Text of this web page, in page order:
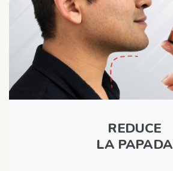
REDUCE
LA PAPADA